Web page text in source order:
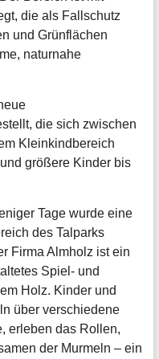
die als Fallschutz
und Grünflächen
naturnahe
die sich zwischen
Kleinkindbereich
größere Kinder bis
Tage wurde eine
des Talparks
Firma Almholz ist ein
Spiel- und
Holz. Kinder und
über verschiedene
erleben das Rollen,
der Murmeln – ein